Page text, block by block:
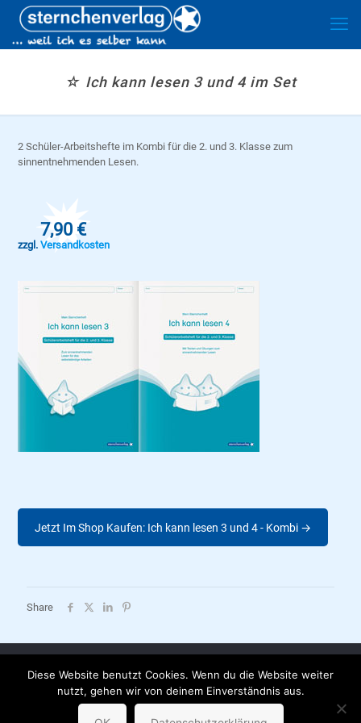
☆ Ich kann lesen 3 und 4 im Set
2 Schüler-Arbeitshefte im Kombi für die 2. und 3. Klasse zum
sinnentnehmenden Lesen.
7,90 €
zzgl. Versandkosten
Jetzt Im Shop Kaufen: Ich kann lesen 3 und 4 - Kombi →
Share
AGB | Datenschutzerklärung | Impressum | Versandkosten |
Partnerbuchhandlungen
© sternchenverlag
Diese Website benutzt Cookies. Wenn du die Website weiter
nutzt, gehen wir von deinem Einverständnis aus.